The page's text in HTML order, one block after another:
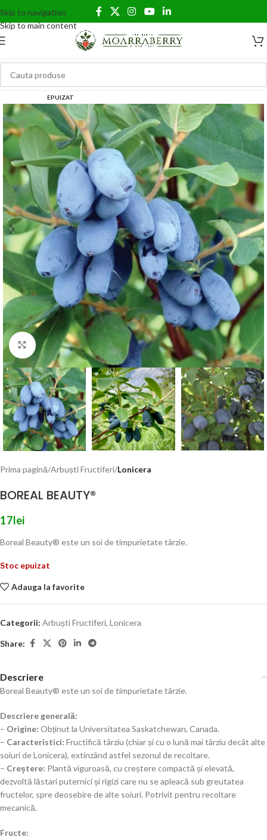
Skip to navigation
Skip to main content
EPUIZAT
Click to enlarge
Prima pagină Arbuști Fructiferi Lonicera
BOREAL BEAUTY®
17lei
Boreal Beauty® este un soi de timpurietate târzie.
Stoc epuizat
Adauga la favorite
Categorii: Arbuști Fructiferi, Lonicera
Share:
Descriere
Boreal Beauty® este un soi de timpurietate târzie.
Descriere generală:
– Origine: Obținut la Universitatea Saskatchewan, Canada.
– Caracteristici: Fructifică târziu (chiar și cu o lună mai târziu decât alte
soiuri de Lonicera), extinzând astfel sezonul de recoltare.
– Creștere: Plantă viguroasă, cu creștere compactă și elevată,
dezvoltă lăstari puternici și rigizi care nu se apleacă sub greutatea
fructelor, spre deosebire de alte soiuri. Potrivit pentru recoltare
mecanică.
Fructe: